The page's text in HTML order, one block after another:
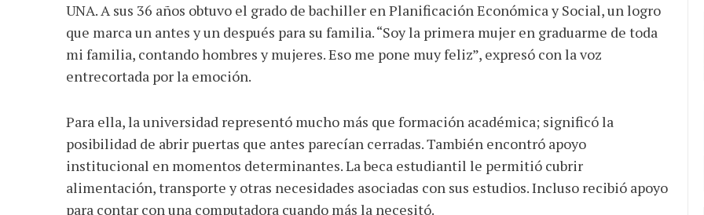
UNA. A sus 36 años obtuvo el grado de bachiller en Planificación Económica y Social, un logro
que marca un antes y un después para su familia. “Soy la primera mujer en graduarme de toda
mi familia, contando hombres y mujeres. Eso me pone muy feliz”, expresó con la voz
entrecortada por la emoción.
Para ella, la universidad representó mucho más que formación académica; significó la
posibilidad de abrir puertas que antes parecían cerradas. También encontró apoyo
institucional en momentos determinantes. La beca estudiantil le permitió cubrir
alimentación, transporte y otras necesidades asociadas con sus estudios. Incluso recibió apoyo
para contar con una computadora cuando más la necesitó.